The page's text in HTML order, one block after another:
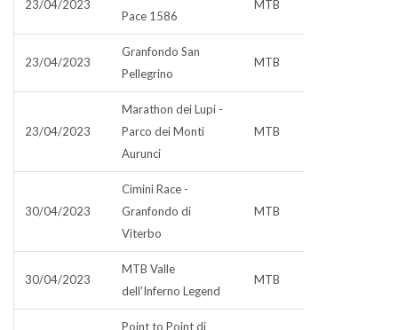
23/04/2023
Pace 1586
MTB
23/04/2023
Granfondo San
Pellegrino
MTB
23/04/2023
Marathon dei Lupi -
Parco dei Monti
Aurunci
MTB
30/04/2023
Cimini Race -
Granfondo di
Viterbo
MTB
30/04/2023
MTB Valle
dell'Inferno Legend
MTB
Point to Point di